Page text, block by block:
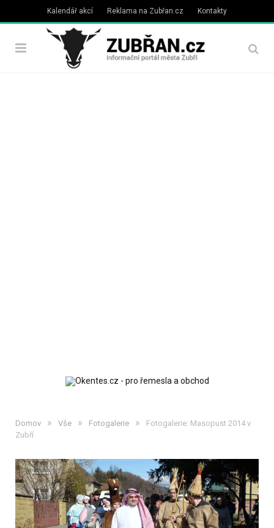
Kalendář akcí Reklama na Zubřan.cz Kontakty
Domov » Vše » Fotogalerie »
Fotogalerie: Masopust 2014 v
Zubří